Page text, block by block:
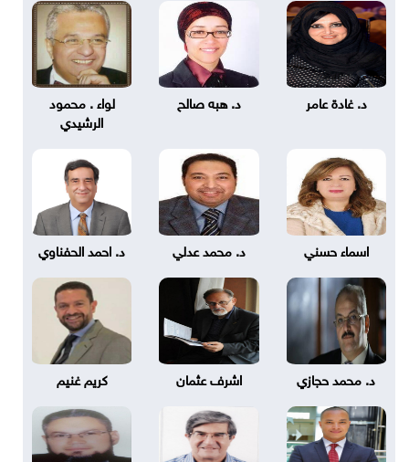
د. غادة عامر د. هبه صالح
لواء . محمود
الرشيدي
اسماء حسني د. محمد عدلي د. احمد الحفناوي
د. محمد حجازي اشرف عثمان كريم غنيم